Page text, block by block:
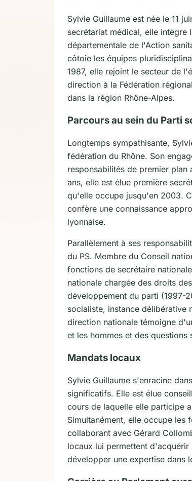
Sylvie Guillaume est née le 11
secrétariat médical, elle
départementale de l'Action
côtoie les équipes
1987, elle rejoint le secteur de
direction à la Fédération
dans la région Rhône-Alpes.
Parcours au sein du Parti
Longtemps sympathisante,
fédération du Rhône. Son
responsabilités de premier
ans, elle est élue première
qu'elle occupe jusqu'en 2003.
confère une connaissance
lyonnaise.
Parallèlement à ses
du PS. Membre du Conseil
fonctions de secrétaire
nationale chargée des droits
développement du parti (1997-
socialiste, instance délibérative
direction nationale témoigne
et les hommes et des questions
Mandats locaux
Sylvie Guillaume s'enracine
significatifs. Elle est élue
cours de laquelle elle participe
Simultanément, elle occupe les
collaborant avec Gérard
locaux lui permettent
développer une expertise dans